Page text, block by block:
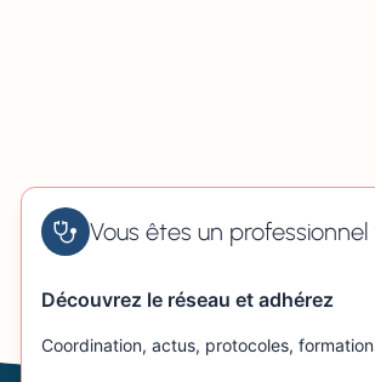
Vous êtes un professionnel
Découvrez le réseau et adhérez
Coordination, actus, protocoles,